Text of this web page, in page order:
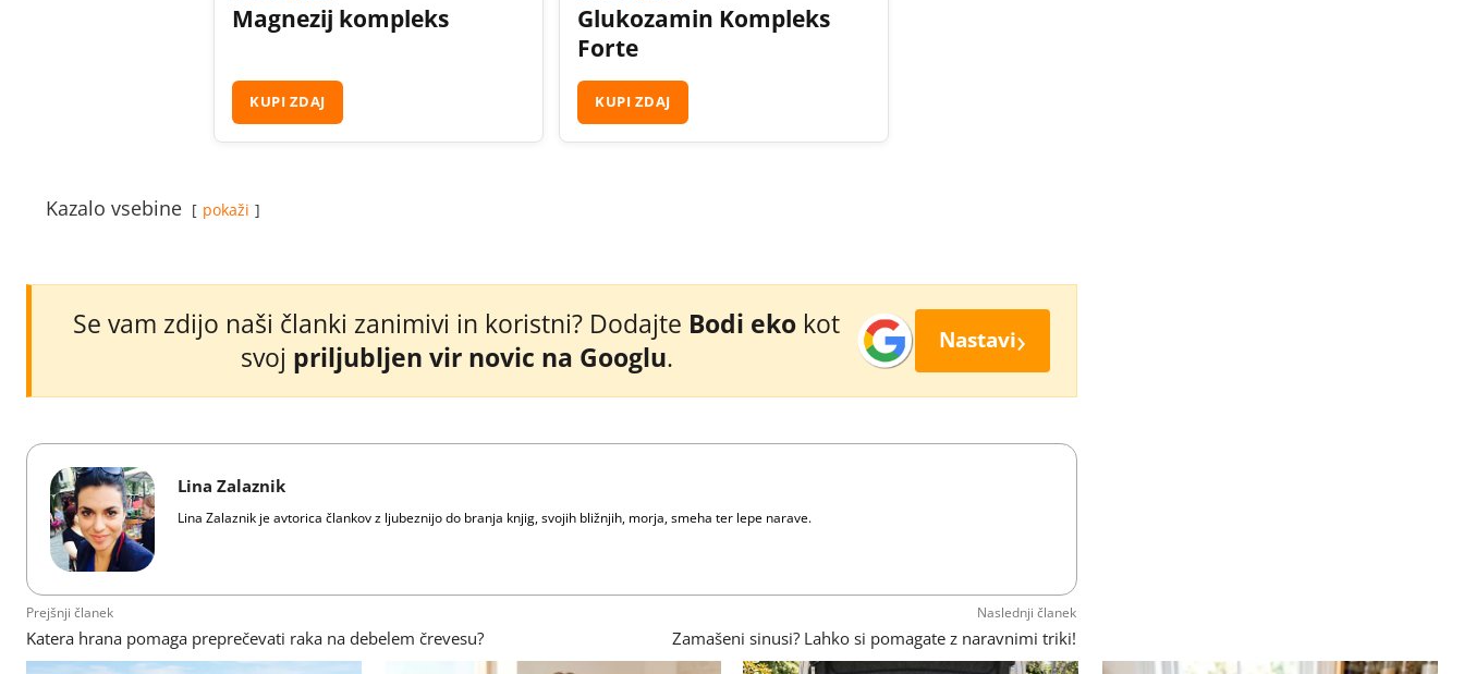
Magnezij kompleks
KUPI ZDAJ
Glukozamin Kompleks
Forte
KUPI ZDAJ
Kazalo vsebine pokaži
Se vam zdijo naši članki zanimivi in koristni? Dodajte Bodi eko kot
svoj priljubljen vir novic na Googlu. Nastavi›
Lina Zalaznik
Lina Zalaznik je avtorica člankov z ljubeznijo do branja knjig, svojih bližnjih, morja, smeha ter lepe narave.
Prejšnji članek
Katera hrana pomaga preprečevati raka na debelem črevesu?
Naslednji članek
Zamašeni sinusi? Lahko si pomagate z naravnimi triki!